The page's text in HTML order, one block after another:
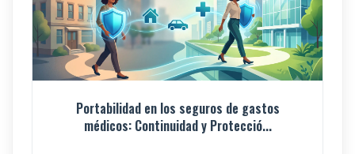
Portabilidad en los seguros de gastos
médicos: Continuidad y Protecció...